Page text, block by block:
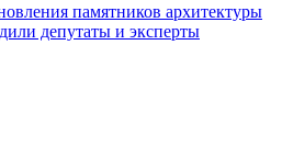
памятников архитектуры
депутаты и эксперты